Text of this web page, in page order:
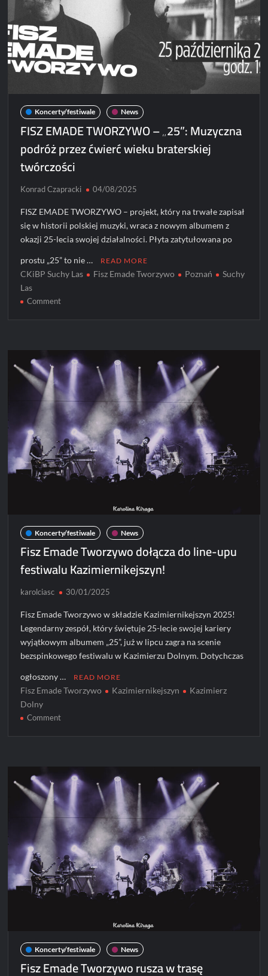
Koncerty/festiwale News
FISZ EMADE TWORZYWO – „25”: Muzyczna
podróż przez ćwierć wieku braterskiej
twórczości
Konrad Czapracki 04/08/2025
FISZ EMADE TWORZYWO – projekt, który na trwałe zapisał
się w historii polskiej muzyki, wraca z nowym albumem z
okazji 25-lecia swojej działalności. Płyta zatytułowana po
prostu „25” to nie … READ MORE
CKiBP Suchy Las Fisz Emade Tworzywo Poznań
Suchy
Las
Commenton
„25”:
Muzyczna
podróż
przez
ćwierć
wieku
braterskiej
twórczości
Koncerty/festiwale News
Fisz Emade Tworzywo dołącza do line-upu
festiwalu Kazimiernikejszyn!
karolciasc 30/01/2025
Fisz Emade Tworzywo w składzie Kazimiernikejszyn 2025!
Legendarny zespół, który świętuje 25-lecie swojej kariery
wyjątkowym albumem „25”, już w lipcu zagra na scenie
bezspinkowego festiwalu w Kazimierzu Dolnym. Dotychczas
ogłoszony … READ MORE
Fisz Emade Tworzywo Kazimiernikejszyn
Kazimierz
Dolny
Commenton
dołącza
do
line-
upu
festiwalu
Kazimiernikejszyn!
Koncerty/festiwale News
Fisz Emade Tworzywo rusza w trasę